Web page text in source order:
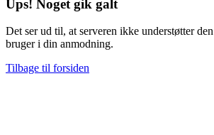
Ups! Noget gik galt
Det ser ud til, at serveren ikke understøtter
bruger i din anmodning.
Tilbage til forsiden